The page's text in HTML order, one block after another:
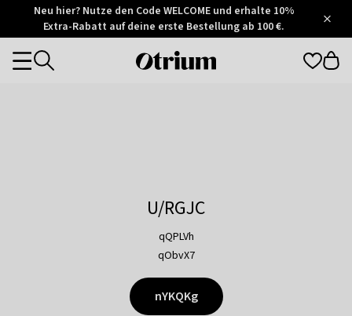
Otrium
Trustpilot
Neu hier? Nutze den Code WELCOME und erhalte 10%
Extra-Rabatt auf deine erste Bestellung ab 100 €.
Otrium
Categories
U/RGJC
qQPLVh
qObvX7
nYKQKg